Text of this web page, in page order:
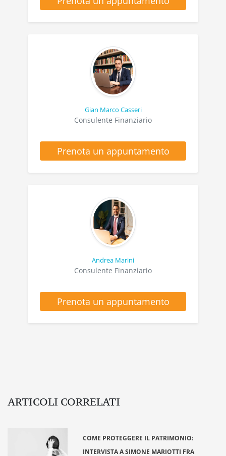
Gian Marco Casseri
Consulente Finanziario
Prenota un appuntamento
Andrea Marini
Consulente Finanziario
Prenota un appuntamento
ARTICOLI CORRELATI
COME PROTEGGERE IL PATRIMONIO:
INTERVISTA A SIMONE MARIOTTI FRA